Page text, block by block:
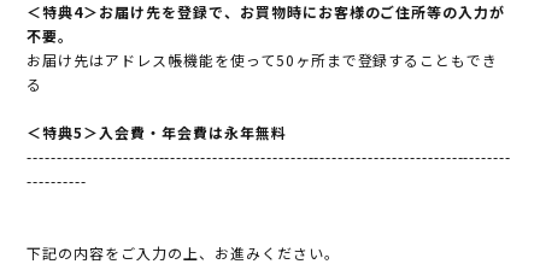
＜特典4＞お届け先を登録で、お買物時にお客様のご住所等の入力が
不要。
お届け先はアドレス帳機能を使って50ヶ所まで登録することもでき
る
＜特典5＞入会費・年会費は永年無料
---------------------------------------------------------------------------------
----------
下記の内容をご入力の上、お進みください。